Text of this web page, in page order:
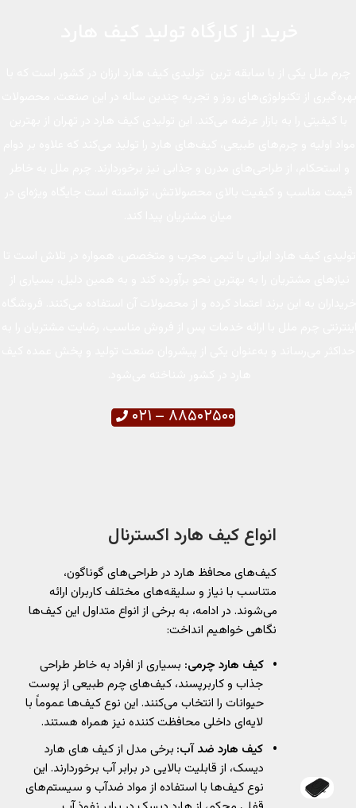
۸۸۵۰۲۵۰۰ – ۰۲۱
انواع کیف هارد اکسترنال
کیف‌های محافظ هارد در طراحی‌های گوناگون،
متناسب با نیاز و سلیقه‌های مختلف کاربران ارائه
می‌شوند. در ادامه، به برخی از انواع متداول این کیف‌ها
نگاهی خواهیم انداخت:
کیف هارد چرمی:بسیاری از افراد به خاطر طراحی
جذاب و کاربرپسند، کیف‌های چرم طبیعی از پوست
حیوانات را انتخاب می‌کنند. این نوع کیف‌ها عموماً با
لایه‌ای داخلی محافظت‌ کننده نیز همراه هستند.
کیف هارد ضد آب:برخی مدل از کیف های هارد
دیسک، از قابلیت بالایی در برابر آب برخوردارند. این
نوع کیف‌ها با استفاده از مواد ضدآب و سیستم‌های